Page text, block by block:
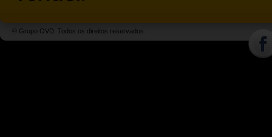
© Grupo OVD. Todos os direitos reservados.